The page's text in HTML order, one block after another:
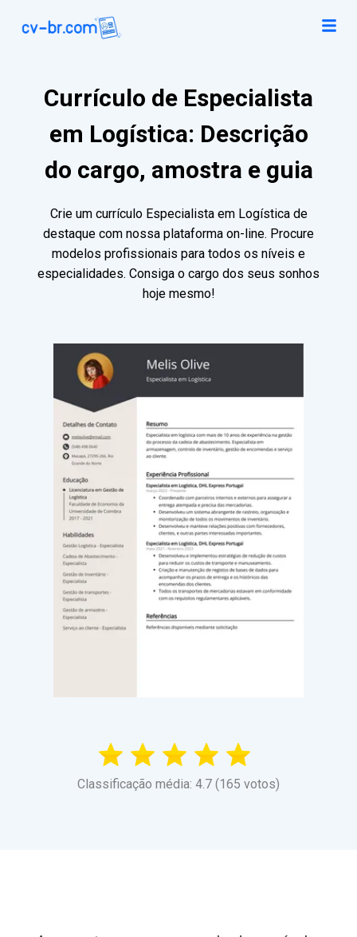
Currículo de Especialista
em Logística: Descrição
do cargo, amostra e guia
Crie um currículo Especialista em Logística de
destaque com nossa plataforma on-line. Procure
modelos profissionais para todos os níveis e
especialidades. Consiga o cargo dos seus sonhos
hoje mesmo!
Classificação média: 4.7 (165 votos)